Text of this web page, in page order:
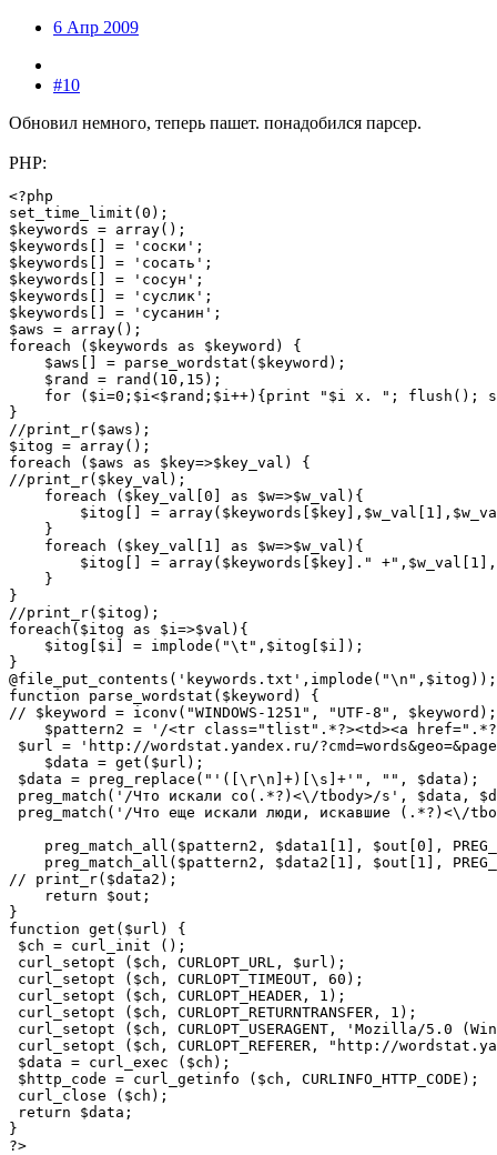
6 Апр 2009
#10
Обновил немного, теперь пашет. понадобился парсер.
PHP:
<?php
set_time_limit(0);
$keywords = array();
$keywords[] = 'соски';
$keywords[] = 'сосать';
$keywords[] = 'сосун';
$keywords[] = 'суслик';
$keywords[] = 'сусанин';
$aws = array();
foreach ($keywords as $keyword) {
    $aws[] = parse_wordstat($keyword);
    $rand = rand(10,15);
for ($i=0;$i<$rand;$i++){print "$i x. "; flush();
}
//print_r($aws);
$itog = array();
foreach ($aws as $key=>$key_val) {
//print_r($key_val);
    foreach ($key_val[0] as $w=>$w_val){
$itog[] =
    }
    foreach ($key_val[1] as $w=>$w_val){
$itog[] = array($keywords[$key]."
    }
}
//print_r($itog);
foreach($itog as $i=>$val){
    $itog[$i] = implode("\t",$itog[$i]);
}
@file_put_contents('keywords.txt',implode("\n",$itog));
function parse_wordstat($keyword) {
// $keyword = iconv("WINDOWS-1251", "UTF-8", $keyword);
$pattern2 = '/<tr class="tlist".*?><td><a
$url = 'http://wordstat.yandex.ru/
    $data = get($url);
$data = preg_replace("'([\r\n]+)[\s]+'", "", $data);
preg_match('/Что искали со(.*?)<\/tbody>/s', $data,
preg_match('/Что еще искали люди, искавшие (.*?)<\/
preg_match_all($pattern2, $data1[1], $out[0],
preg_match_all($pattern2, $data2[1], $out[1],
// print_r($data2);
    return $out;
}
function get($url) {
$ch = curl_init ();
curl_setopt ($ch, CURLOPT_URL, $url);
curl_setopt ($ch, CURLOPT_TIMEOUT, 60);
curl_setopt ($ch, CURLOPT_HEADER, 1);
curl_setopt ($ch, CURLOPT_RETURNTRANSFER, 1);
curl_setopt ($ch, CURLOPT_USERAGENT, 'Mozilla/5.0
curl_setopt ($ch, CURLOPT_REFERER, "http://
$data = curl_exec ($ch);
$http_code = curl_getinfo ($ch, CURLINFO_HTTP_CODE);
curl_close ($ch);
return $data;
}
?>